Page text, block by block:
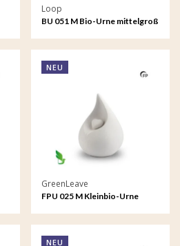
Loop
BU 051 M Bio-Urne mittelgroß
NEU
GreenLeave
FPU 025 M Kleinbio-Urne
NEU